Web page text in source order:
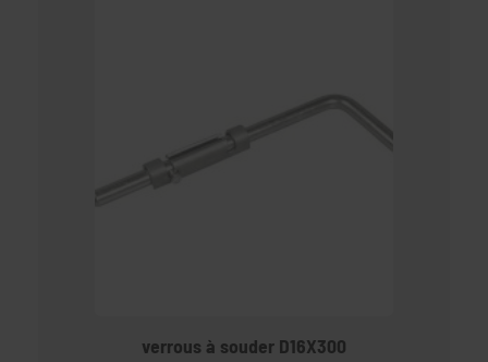
verrous à souder D16X300